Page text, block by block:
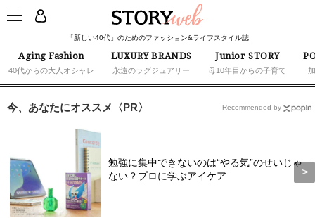
「新しい40代」のためのファッション&ライフスタイル誌
Aging Fashion
40代からの大人オシャレ
LUXURY BRANDS
永遠のラグジュアリー
Junior STORY
母10年目からの子育て
今、あなたにオススメ〈PR〉
勉強に集中できないのは“やる気”のせいじゃ
ない？プロに学ぶアイケア
Recommended by